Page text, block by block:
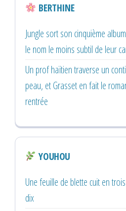
BERTHINE
Jungle sort son cinquième
le nom le moins subtil de leur
Un prof haïtien traverse un
peau, et Grasset en fait le
rentrée
YOUHOU
Une feuille de blette cuit en
dix